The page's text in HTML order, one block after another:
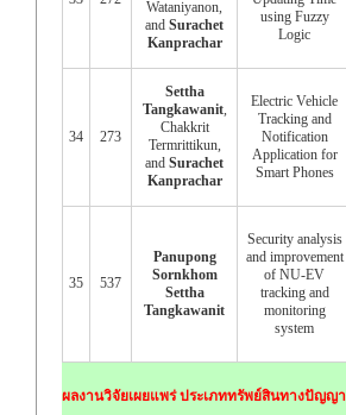
Wataniyanon,
and Surachet
Kanprachar
using Fuzzy
Logic
34 273
Settha
Tangkawanit,
Chakkrit
Termrittikun,
and Surachet
Kanprachar
Electric Vehicle
Tracking and
Notification
Application for
Smart Phones
35 537
Panupong
Sornkhom
Settha
Tangkawanit
Security analysis
and improvement
of NU-EV
tracking and
monitoring
system
ผลงานวิจัยเผยแพร่ ประเภททรัพย์สินทางปัญญา